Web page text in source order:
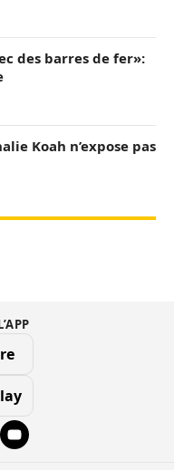
des barres de fer»:
Koah n’expose pas